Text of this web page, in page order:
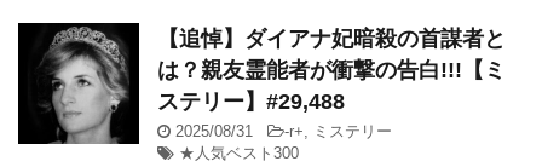
【追悼】ダイアナ妃暗殺の首謀者と
は？親友霊能者が衝撃の告白!!!【ミ
ステリー】#29,488
2025/08/31 -r+
ミステリー
★人気ベスト300